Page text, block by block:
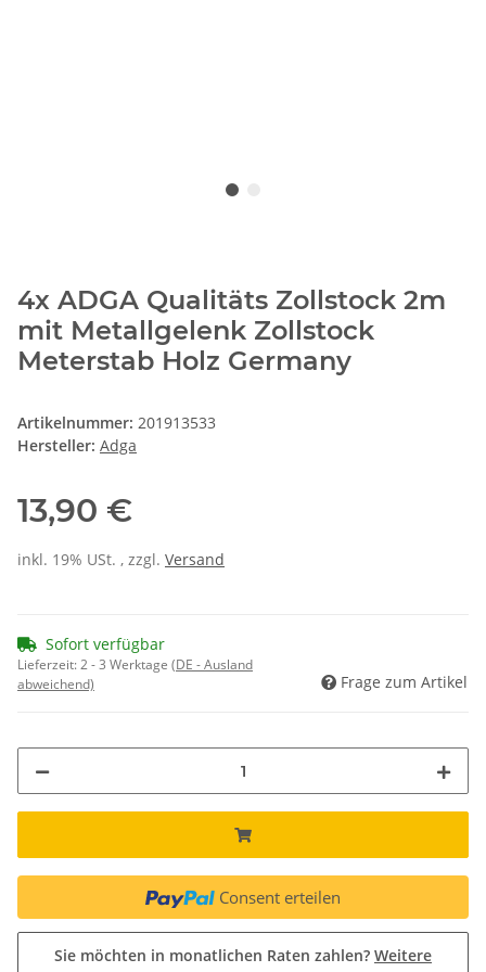
4x ADGA Qualitäts Zollstock 2m
mit Metallgelenk Zollstock
Meterstab Holz Germany
Artikelnummer: 201913533
Hersteller: Adga
13,90 €
inkl. 19% USt. , zzgl. Versand
Sofort verfügbar
Lieferzeit:2 - 3 Werktage (DE - Ausland
abweichend)
Frage zum Artikel
Consent erteilen
Sie möchten in monatlichen Raten zahlen? Weitere